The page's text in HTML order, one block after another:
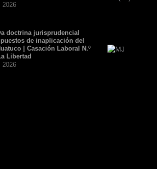
2026
doctrina jurisprudencial
de inaplicación del
| Casación Laboral N.º
Libertad
2026